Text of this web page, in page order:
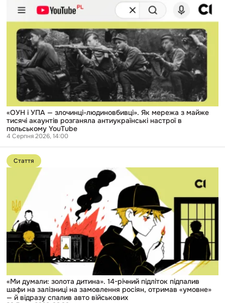
«ОУН
УПА
злочинці-
людиновбивці».
мережа
майже
тисячі
акаунтів
розганяла
антиукраїнські
настрої
польському
YouTube
«ОУН і УПА — злочинці-людиновбивці». Як мережа з майже
тисячі акаунтів розганяла антиукраїнські настрої в
польському YouTube
4 Серпня 2026, 14:00
Перейти
до
публікації
дитина».
річний
підліток
підпалив
шафи
залізниці
на
росіян,
отримав
«умовне»
Стаття
«Ми думали: золота дитина». 14-річний підліток підпалив
шафи на залізниці на замовлення росіян, отримав «умовне»
— й відразу спалив авто військових